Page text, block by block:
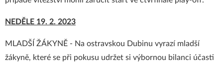
NEDĚLE 19. 2. 2023
MLADŠÍ ŽÁKYNĚ - Na ostravskou Dubinu vyrazí mladší
žákyně, které se při pokusu udržet si výbornou bilanci účasti